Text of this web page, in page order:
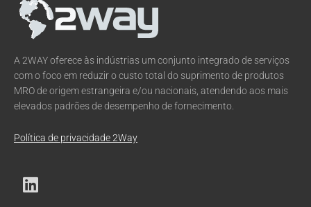
A 2WAY oferece às indústrias um conjunto integrado de serviços
com o foco em reduzir o custo total do suprimento de produtos
MRO de origem estrangeira e/ou nacionais, atendendo aos mais
elevados padrões de desempenho de fornecimento.
Política de privacidade 2Way